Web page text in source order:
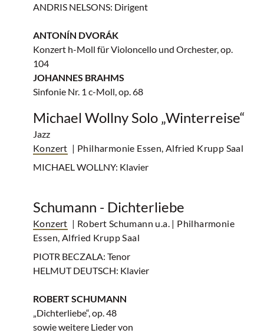
ANDRIS NELSONS: Dirigent
ANTONÍN DVORÁK
Konzert h-Moll für Violoncello und Orchester, op.
104
JOHANNES BRAHMS
Sinfonie Nr. 1 c-Moll, op. 68
Michael Wollny Solo „Winterreise“
Jazz
Konzert | Philharmonie Essen, Alfried Krupp Saal
MICHAEL WOLLNY: Klavier
Schumann - Dichterliebe
Konzert | Robert Schumann u.a. | Philharmonie
Essen, Alfried Krupp Saal
PIOTR BECZALA: Tenor
HELMUT DEUTSCH: Klavier
ROBERT SCHUMANN
„Dichterliebe“, op. 48
sowie weitere Lieder von